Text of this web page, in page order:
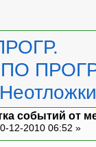
событий от
12-2010 06:52 »